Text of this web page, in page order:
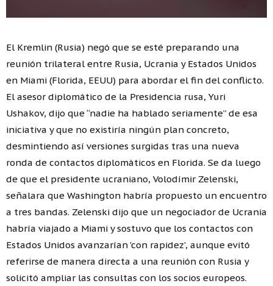
El Kremlin (Rusia) negó que se esté preparando una
reunión trilateral entre Rusia, Ucrania y Estados Unidos
en Miami (Florida, EEUU) para abordar el fin del conflicto.
El asesor diplomático de la Presidencia rusa, Yuri
Ushakov, dijo que “nadie ha hablado seriamente” de esa
iniciativa y que no existiría ningún plan concreto,
desmintiendo así versiones surgidas tras una nueva
ronda de contactos diplomáticos en Florida. Se da luego
de que el presidente ucraniano, Volodímir Zelenski,
señalara que Washington habría propuesto un encuentro
a tres bandas. Zelenski dijo que un negociador de Ucrania
habría viajado a Miami y sostuvo que los contactos con
Estados Unidos avanzarían 'con rapidez', aunque evitó
referirse de manera directa a una reunión con Rusia y
solicitó ampliar las consultas con los socios europeos.